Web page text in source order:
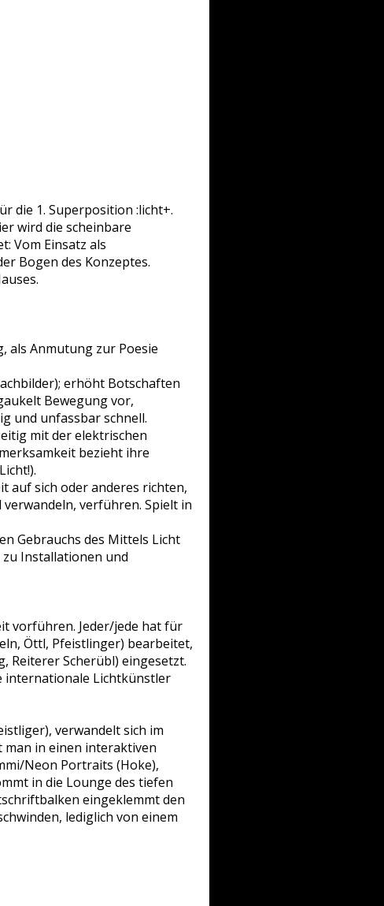
die 1. Superposition :licht+.
wird die scheinbare
Vom Einsatz als
Bogen des Konzeptes.
als Anmutung zur Poesie
erhöht Botschaften
Bewegung vor,
und unfassbar schnell.
mit der elektrischen
bezieht ihre
auf sich oder anderes richten,
verführen. Spielt in
Gebrauchs des Mittels Licht
Installationen und
vorführen. Jeder/jede hat für
Öttl, Pfeistlinger) bearbeitet,
Reiterer Scherübl) eingesetzt.
internationale Lichtkünstler
verwandelt sich im
man in einen interaktiven
Neon Portraits (Hoke),
in die Lounge des tiefen
eingeklemmt den
lediglich von einem